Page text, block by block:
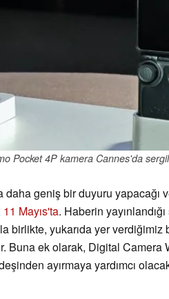
Pocket 4P kamera Cannes'da
geniş bir duyuru yapacağı
11 Mayıs'ta. Haberin
birlikte, yukarıda yer verdiğimiz
Buna ek olarak, Digital Camera
ayırmaya yardımcı